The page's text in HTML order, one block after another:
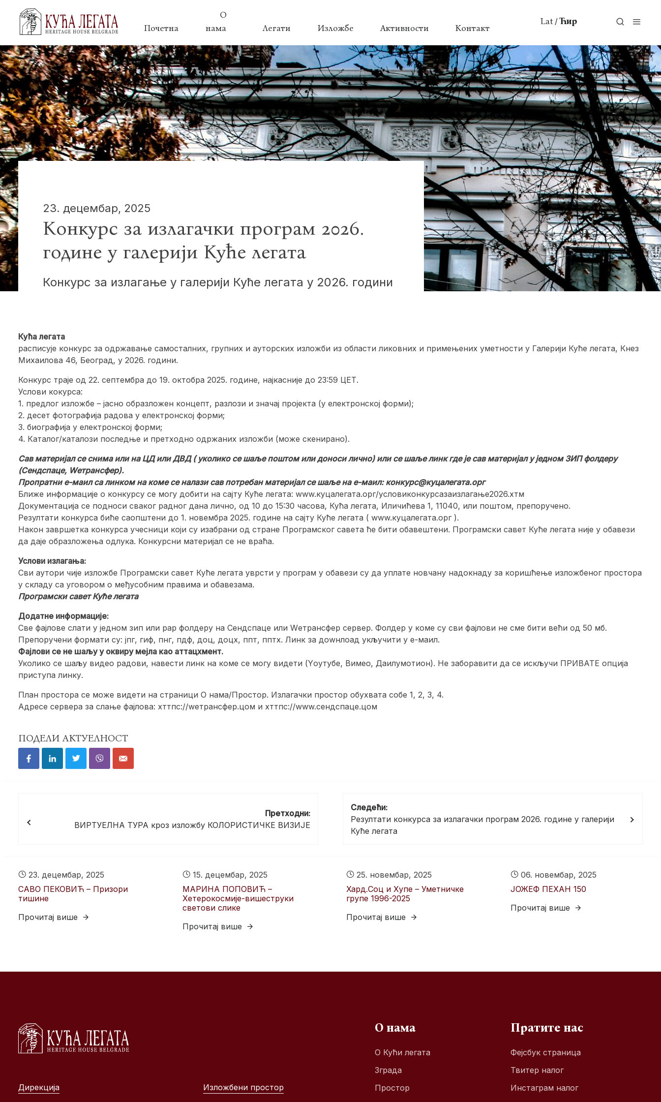
Почетна
О
нама
Легати Изложбе Активности Контакт
Lat /Ћир
23. децембар, 2025
Конкурс за излагачки програм 2026.
године у галерији Куће легата
Конкурс за излагање у галерији Куће легата у 2026. години
Кућа легата
расписује конкурс за одржавање самосталних, групних и ауторских изложби из области ликовних и примењених уметности у Галерији Куће легата, Кнез
Михаилова 46, Београд, у 2026. години.
Конкурс траје од 22. септембра до 19. октобра 2025. године, најкасније до 23:59 ЦЕТ.
Услови кокурса:
1. предлог изложбе – јасно образложен концепт, разлози и значај пројекта (у електронској форми);
2. десет фотографија радова у електронској форми;
3. биографија у електронској форми;
4. Каталог/каталози последње и претходно одржаних изложби (може скенирано).
Сав материјал се снима или на ЦД или ДВД ( уколико се шаље поштом или доноси лично) или се шаље линк где је сав материјал у једном ЗИП фолдеру
(Сендспаце, Wетрансфер).
Пропратни е-маил са линком на коме се налази сав потребан материјал се шаље на е-маил: конкурс@куцалегата.орг
Ближе информације о конкурсу се могу добити на сајту Куће легата: www.куцалегата.орг/условиконкурсазаизлагање2026.хтм
Документација се подноси сваког радног дана лично, од 10 до 15:30 часова, Кућа легата, Иличићева 1, 11040, или поштом, препоручено.
Резултати конкурса биће саопштени до 1. новембра 2025. године на сајту Куће легата ( www.куцалегата.орг ).
Након завршетка конкурса учесници који су изабрани од стране Програмског савета ће бити обавештени. Програмски савет Куће легата није у обавези
да даје образложења одлука. Конкурсни материјал се не враћа.
Услови излагања:
Сви аутори чије изложбе Програмски савет Куће легата уврсти у програм у обавези су да уплате новчану надокнаду за коришћење изложбеног простора
у складу са уговором о међусобним правима и обавезама.
Програмски савет Куће легата
Додатне информације:
Све фајлове слати у једном зип или рар фолдеру на Сендспаце или Wетрансфер сервер. Фолдер у коме су сви фајлови не сме бити већи од 50 мб.
Препоручени формати су: јпг, гиф, пнг, пдф, доц, доцx, ппт, пптx. Линк за доwнлоад укључити у е-маил.
Фајлови се не шаљу у оквиру мејла као аттацхмент.
Уколико се шаљу видео радови, навести линк на коме се могу видети (Yоутубе, Вимео, Даилyмотион). Не заборавити да се искључи ПРИВАТЕ опција
приступа линку.
План простора се може видети на страници О нама/Простор. Излагачки простор обухвата собе 1, 2, 3, 4.
Адресе сервера за слање фајлова: хттпс://wетрансфер.цом и хттпс://www.сендспаце.цом
ПОДЕЛИ АКТУЕЛНОСТ
чланка
Претходни:
ВИРТУЕЛНА ТУРА кроз изложбу КОЛОРИСТИЧКЕ ВИЗИЈЕ
Следећи:
Резултати конкурса за излагачки програм 2026. године у галерији
Куће легата
23. децембар, 2025
САВО ПЕКОВИЋ – Призори
тишине
Прочитај више
15. децембар, 2025
МАРИНА ПОПОВИЋ –
Хетерокосмије-вишеструки
светови слике
Прочитај више
25. новембар, 2025
Хард.Соц и Хyпе – Уметничке
групе 1996-2025
Прочитај више
06. новембар, 2025
ЈОЖЕФ ПЕХАН 150
Прочитај више
Дирекција
Изложбени простор
О нама
О Кући легата
Зграда
Простор
Пратите нас
Фејсбук страница
Твитер налог
Инстаграм налог